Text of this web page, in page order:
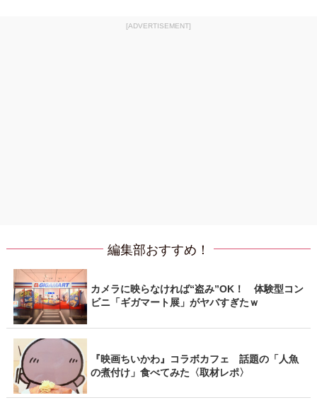
[ADVERTISEMENT]
編集部おすすめ！
カメラに映らなければ“盗み”OK！ 体験型コン
ビニ「ギガマート展」がヤバすぎたｗ
『映画ちいかわ』コラボカフェ 話題の「人魚
の煮付け」食べてみた〈取材レポ〉